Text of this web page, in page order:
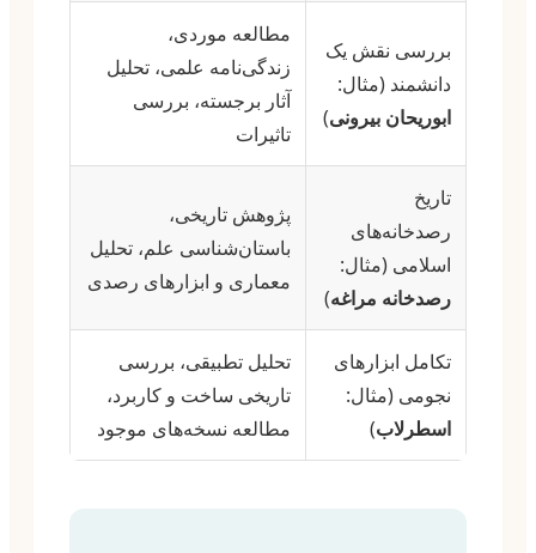
بررسی نقش یک
دانشمند (مثال:
ابوریحان بیرونی)
مطالعه موردی،
زندگی‌نامه علمی، تحلیل
آثار برجسته، بررسی
تاثیرات
تاریخ
رصدخانه‌های
اسلامی (مثال:
رصدخانه مراغه)
پژوهش تاریخی،
باستان‌شناسی علم، تحلیل
معماری و ابزارهای رصدی
تکامل ابزارهای
نجومی (مثال:
اسطرلاب)
تحلیل تطبیقی، بررسی
تاریخی ساخت و کاربرد،
مطالعه نسخه‌های موجود